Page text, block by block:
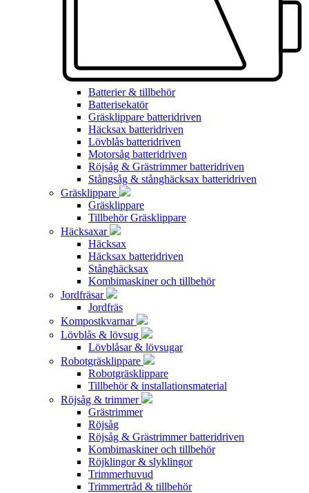
Batterier & tillbehör
Batterisekatör
Gräsklippare batteridriven
Häcksax batteridriven
Lövblås batteridriven
Motorsåg batteridriven
Röjsåg & Grästrimmer batteridriven
Stångsåg & stånghäcksax batteridriven
Gräsklippare
Gräsklippare
Tillbehör Gräsklippare
Häcksaxar
Häcksax
Häcksax batteridriven
Stånghäcksax
Kombimaskiner och tillbehör
Jordfräsar
Jordfräs
Kompostkvarnar
Lövblås & lövsug
Lövblåsar & lövsugar
Robotgräsklippare
Robotgräsklippare
Tillbehör & installationsmaterial
Röjsåg & trimmer
Grästrimmer
Röjsåg
Röjsåg & Grästrimmer batteridriven
Kombimaskiner och tillbehör
Röjklingor & slyklingor
Trimmerhuvud
Trimmertråd & tillbehör